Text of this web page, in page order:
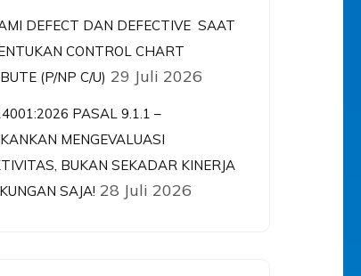
DEFECT DAN DEFECTIVE SAAT
CONTROL CHART
(P/NP C/U) 29 Juli 2026
PASAL 9.1.1 –
MENGEVALUASI
BUKAN SEKADAR KINERJA
SAJA! 28 Juli 2026